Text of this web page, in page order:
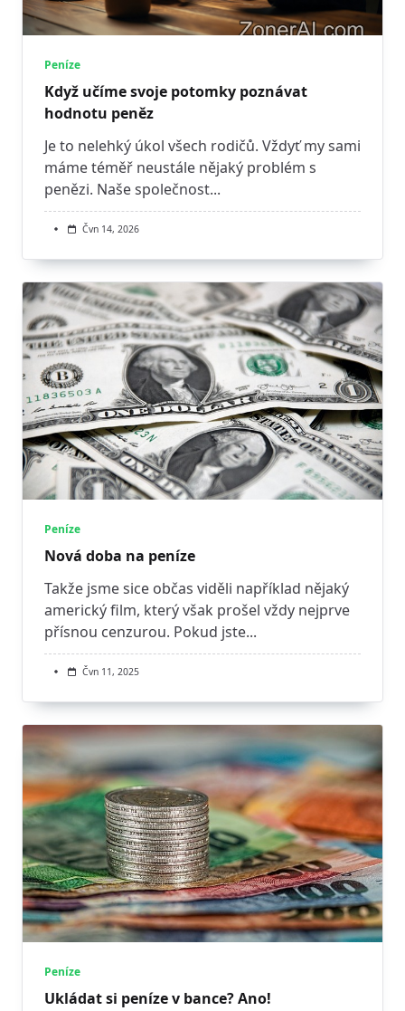
Peníze
Když učíme svoje potomky poznávat
hodnotu peněz
Je to nelehký úkol všech rodičů. Vždyť my sami
máme téměř neustále nějaký problém s
penězi. Naše společnost...
Čvn 14, 2026
Peníze
Nová doba na peníze
Takže jsme sice občas viděli například nějaký
americký film, který však prošel vždy nejprve
přísnou cenzurou. Pokud jste...
Čvn 11, 2025
Peníze
Ukládat si peníze v bance? Ano!